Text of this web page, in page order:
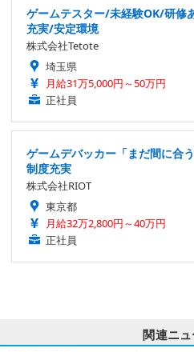
ゲームテスター/未経験OK/研修
充実/安定環境
株式会社Tetote
埼玉県
月給31万5,000円～50万円
正社員
ゲームデバッカー「まだ間に合
制度充実
株式会社RIOT
東京都
月給32万2,800円～40万円
正社員
関連ニュ